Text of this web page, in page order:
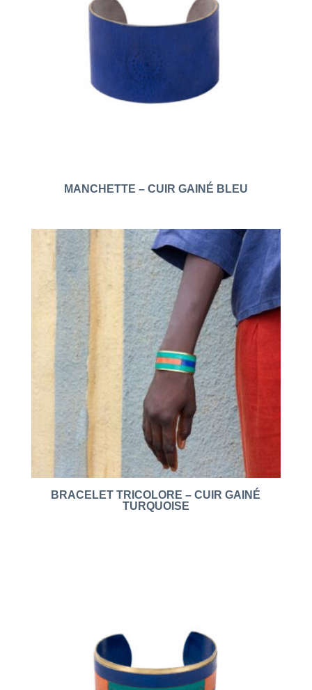
MANCHETTE – CUIR GAINÉ BLEU
BRACELET TRICOLORE – CUIR GAINÉ
TURQUOISE